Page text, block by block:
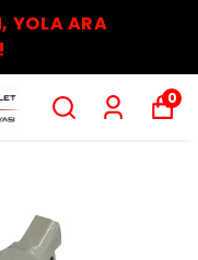
YOLA ARA
0